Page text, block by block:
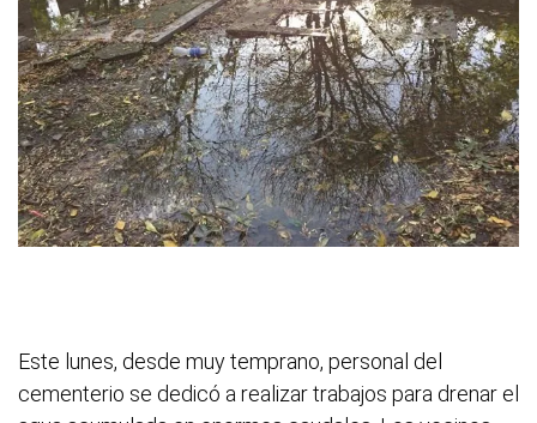
Este lunes, desde muy temprano, personal del
cementerio se dedicó a realizar trabajos para drenar el